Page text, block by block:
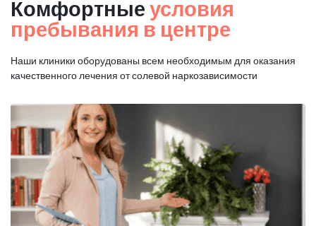
Комфортные условия
пребывания в центре
Наши клиники оборудованы всем необходимым для оказания
качественного лечения от солевой наркозависимости